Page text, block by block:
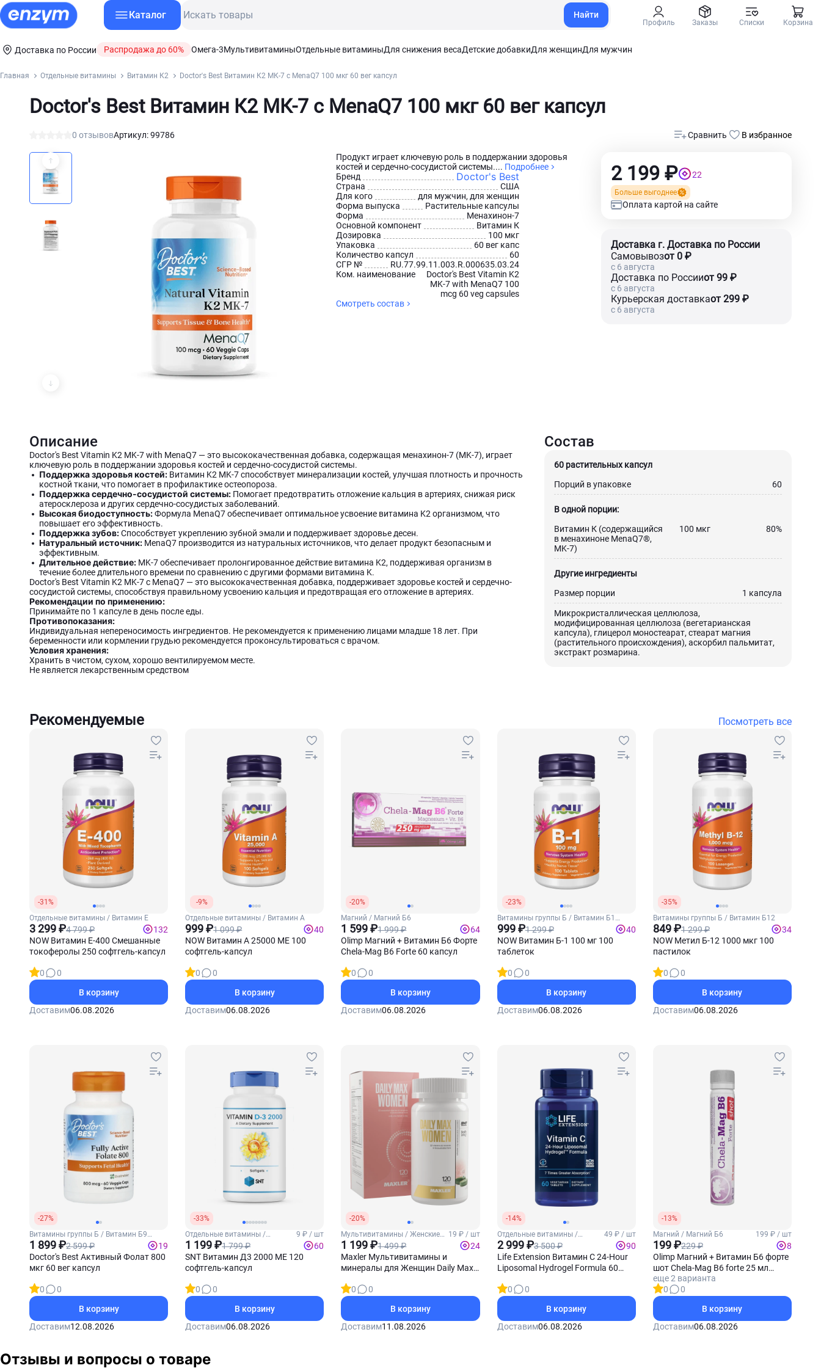
Каталог Найти
Профиль Заказы Списки Корзина
Доставка по России Распродажа до 60% Омега-3МультивитаминыОтдельные витаминыДля снижения весаДетские добавкиДля женщинДля мужчин
Главная Отдельные витамины Витамин К2 Doctor's Best Витамин К2 МК-7 с MenaQ7 100 мкг 60 вег капсул
Doctor's Best Витамин К2 МК-7 с MenaQ7 100 мкг 60 вег капсул
0 отзывовАртикул: 99786 Сравнить В избранное
Продукт играет ключевую роль в поддержании здоровья
костей и сердечно-сосудистой системы.... Подробнее
Бренд
Doctor's Best
Страна
США
Для кого
для мужчин, для женщин
Форма выпуска
Растительные капсулы
Форма
Менахинон-7
Основной компонент
Витамин К
Дозировка
100 мкг
Упаковка
60 вег капс
Количество капсул
60
СГР №
RU.77.99.11.003.R.000635.03.24
Ком. наименование
Doctor's Best Vitamin K2
MK-7 with MenaQ7 100
mcg 60 veg capsules
Смотреть состав
2 199 ₽ 22
Больше выгоднее
Оплата картой на сайте
Доставка г. Доставка по России
Самовывозот 0 ₽
c 6 августа
Доставка по Россииот 99 ₽
c 6 августа
Курьерская доставкаот 299 ₽
c 6 августа
Описание Состав
Doctor's Best Vitamin K2 MK-7 with MenaQ7 — это высококачественная добавка, содержащая менахинон-7 (MK-7), играет
ключевую роль в поддержании здоровья костей и сердечно-сосудистой системы.
Поддержка здоровья костей: Витамин K2 MK-7 способствует минерализации костей, улучшая плотность и прочность
костной ткани, что помогает в профилактике остеопороза.
Поддержка сердечно-сосудистой системы: Помогает предотвратить отложение кальция в артериях, снижая риск
атеросклероза и других сердечно-сосудистых заболеваний.
Высокая биодоступность:Формула MenaQ7 обеспечивает оптимальное усвоение витамина K2 организмом, что
повышает его эффективность.
Поддержка зубов:Способствует укреплению зубной эмали и поддерживает здоровье десен.
Натуральный источник: MenaQ7 производится из натуральных источников, что делает продукт безопасным и
эффективным.
Длительное действие: MK-7 обеспечивает пролонгированное действие витамина K2, поддерживая организм в
течение более длительного времени по сравнению с другими формами витамина K.
Doctor's Best Vitamin K2 MK-7 с MenaQ7 — это высококачественная добавка, поддерживает здоровье костей и сердечно-
сосудистой системы, способствуя правильному усвоению кальция и предотвращая его отложение в артериях.
Рекомендации по применению:
Принимайте по 1 капсуле в день после еды.
Противопоказания:
Индивидуальная непереносимость ингредиентов. Не рекомендуется к применению лицами младше 18 лет. При
беременности или кормлении грудью рекомендуется проконсультироваться с врачом.
Условия хранения:
Хранить в чистом, сухом, хорошо вентилируемом месте.
Не является лекарственным средством
60 растительных капсул
Порций в упаковке
60
В одной порции:
Витамин К (содержащийся
в менахиноне MenaQ7®,
MK-7)
100 мкг 80%
Другие ингредиенты
Размер порции
1 капсула
Микрокристаллическая целлюлоза,
модифицированная целлюлоза (вегетарианская
капсула), глицерол моностеарат, стеарат магния
(растительного происхождения), аскорбил пальмитат,
экстракт розмарина.
Рекомендуемые Посмотреть все
-31%
Отдельные витамины / Витамин Е
3 299 ₽4 799 ₽
132
NOW Витамин Е-400 Смешанные
токоферолы 250 софтгель-капсул
0
0
В корзину
Доставим06.08.2026
-9%
Отдельные витамины / Витамин А
999 ₽1 099 ₽
40
NOW Витамин А 25000 МЕ 100
софтгель-капсул
0
0
В корзину
Доставим06.08.2026
-20%
Магний / Магний Б6
1 599 ₽1 999 ₽
64
Olimp Магний + Витамин Б6 Форте
Chela-Mag B6 Forte 60 капсул
0
0
В корзину
Доставим06.08.2026
-23%
Витамины группы Б / Витамин Б1
(Тиамин)
999 ₽1 299 ₽
40
NOW Витамин Б-1 100 мг 100
таблеток
0
0
В корзину
Доставим06.08.2026
-35%
Витамины группы Б / Витамин Б12
849 ₽1 299 ₽
34
NOW Метил Б-12 1000 мкг 100
пастилок
0
0
В корзину
Доставим06.08.2026
-27%
Витамины группы Б / Витамин Б9
(Фолиевая кислота)
1 899 ₽2 599 ₽
19
Doctor's Best Активный Фолат 800
мкг 60 вег капсул
0
0
В корзину
Доставим12.08.2026
-33%
Отдельные витамины /
Витамин Д3
9 ₽ / шт
1 199 ₽1 799 ₽
60
SNT Витамин Д3 2000 МЕ 120
софтгель-капсул
0
0
В корзину
Доставим06.08.2026
-20%
Мультивитамины / Женские
витамины
19 ₽ / шт
1 199 ₽1 499 ₽
24
Maxler Мультивитамины и
минералы для Женщин Daily Max
0
0
В корзину
Доставим11.08.2026
-14%
Отдельные витамины /
Витамин С
49 ₽ / шт
2 999 ₽3 500 ₽
90
Life Extension Витамин С 24-Hour
Liposomal Hydrogel Formula 60
0
0
В корзину
Доставим06.08.2026
-13%
Магний / Магний Б6
199 ₽ / шт
199 ₽229 ₽
8
Olimp Магний + Витамин Б6 форте
шот Chela-Mag B6 forte 25 мл
(Вишня)
еще 2 варианта
0
0
В корзину
Доставим06.08.2026
Отзывы и вопросы о товаре